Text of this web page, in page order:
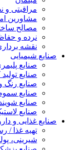
مراقبتی و
مشاورین
مصالح
نرده و
نقشه
صنایع شیمیایی
صنایع
صنایع
صنایع رنگ
صنایع
صنایع
صنایع
صنایع غذایی و
تهیه غذا /
شیرینی،